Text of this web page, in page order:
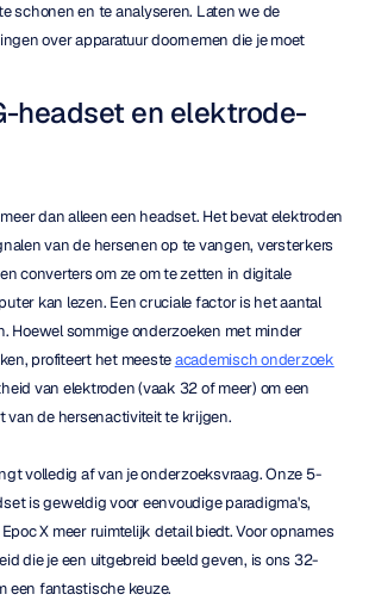
schonen en te analyseren. Laten we de
over apparatuur doornemen die je moet
headset en elektrode-
dan alleen een headset. Het bevat elektroden
van de hersenen op te vangen, versterkers
converters om ze om te zetten in digitale
kan lezen. Een cruciale factor is het aantal
Hoewel sommige onderzoeken met minder
profiteert het meeste academisch onderzoek
van elektroden (vaak 32 of meer) om een
van de hersenactiviteit te krijgen.
volledig af van je onderzoeksvraag. Onze 5-
is geweldig voor eenvoudige paradigma's,
X meer ruimtelijk detail biedt. Voor opnames
die je een uitgebreid beeld geven, is ons 32-
een fantastische keuze.